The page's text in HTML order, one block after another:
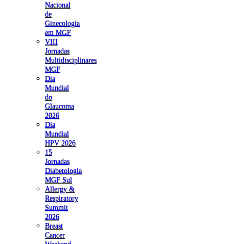
Nacional
de
Ginecologia
em MGF
VIII
Jornadas
Multidisciplinares
MGF
Dia
Mundial
do
Glaucoma
2026
Dia
Mundial
HPV 2026
15
Jornadas
Diabetologia
MGF Sul
Allergy &
Respiratory
Summit
2026
Breast
Cancer